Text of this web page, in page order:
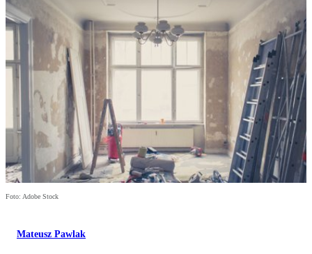
Foto: Adobe Stock
Mateusz Pawlak